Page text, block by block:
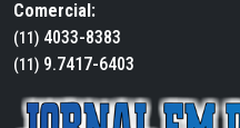
Comercial:
(11) 4033-8383
(11) 9.7417-6403